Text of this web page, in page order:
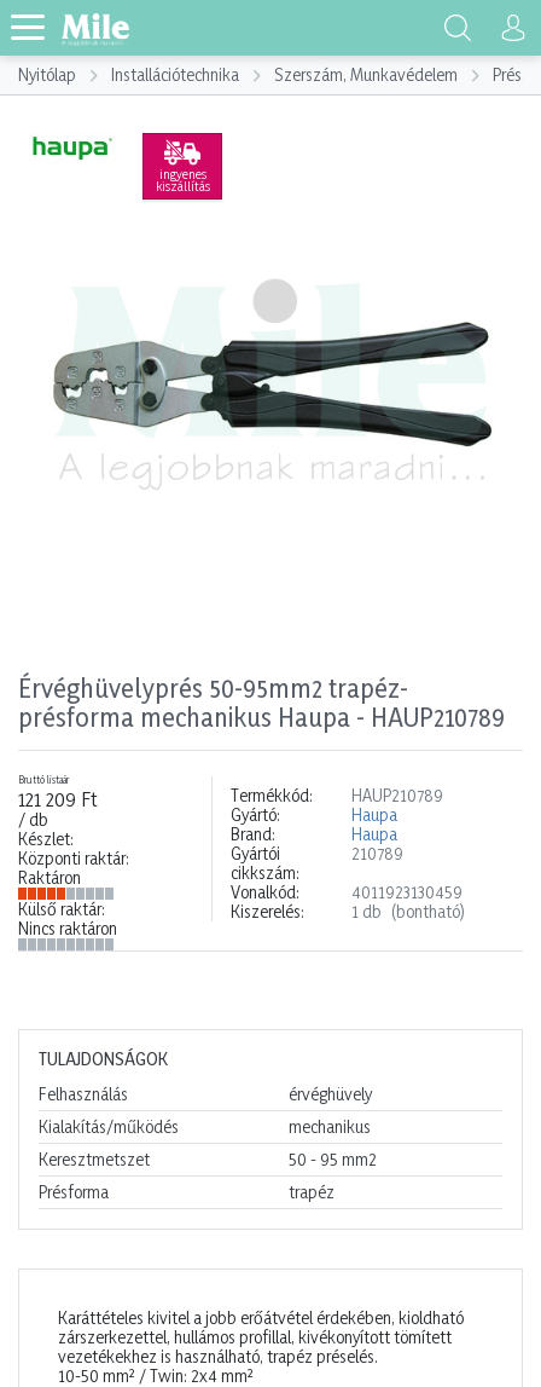
Nyitólap Installációtechnika Szerszám, Munkavédelem
ingyenes
kiszállítás
Érvéghüvelyprés 50-95mm2 trapéz-
présforma mechanikus Haupa - HAUP210789
Bruttó listaár
121 209 Ft
/ db
Készlet:
Központi raktár:
Raktáron
Külső raktár:
Nincs raktáron
Termékkód:
HAUP210789
Gyártó:
Haupa
Brand:
Haupa
Gyártói
cikkszám:
210789
Vonalkód:
4011923130459
Kiszerelés:
1 db (bontható)
TULAJDONSÁGOK
Felhasználás
érvéghüvely
Kialakítás/működés
mechanikus
Keresztmetszet
50 - 95 mm2
Présforma
trapéz
Karáttételes kivitel a jobb erőátvétel érdekében, kioldható
zárszerkezettel, hullámos profillal, kivékonyított tömített
vezetékekhez is használható, trapéz préselés.
10-50 mm² / Twin: 2x4 mm²